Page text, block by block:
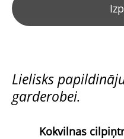
Lielisks
garderobei.
Kokvilnas